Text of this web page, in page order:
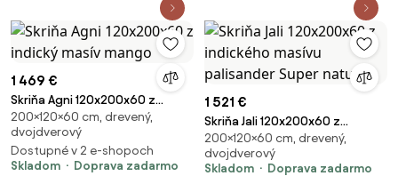
1 469 €
Skriňa Agni 120x200x60 z
indický masív mango
200×120×60 cm, drevený,
dvojdverový
Dostupné v 2 e-shopoch
Skladom
Doprava zadarmo
1 521 €
Skriňa Jali 120x200x60 z
indického masívu palisander
Super natural
200×120×60 cm, drevený,
dvojdverový
Skladom
Doprava zadarmo